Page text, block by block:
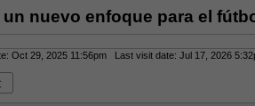
nuevo enfoque para el
Oct 29, 2025 11:56pm Last visit date: Jul 17, 2026